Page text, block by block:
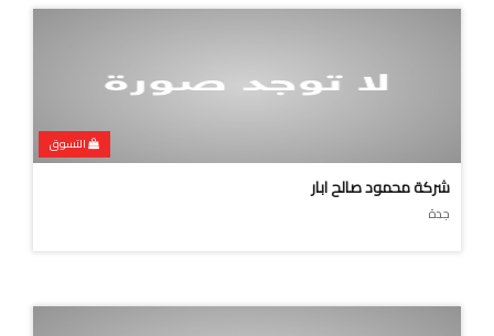
التسوق
شركة محمود صالح ابار
جدة